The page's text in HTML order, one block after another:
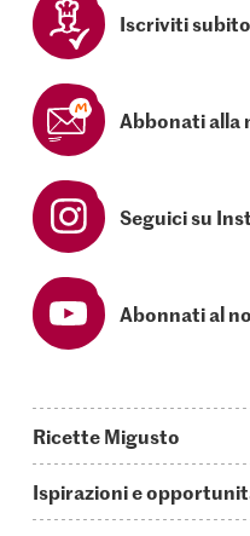
Iscriviti subito
Abbonati alla
Seguici su
Abonnati al
Ricette Migusto
Oggi cucino
Ispirazioni e